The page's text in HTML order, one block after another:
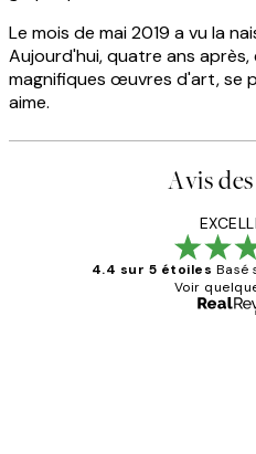
Le mois de mai 2019 a vu la
Aujourd'hui, quatre ans
magnifiques œuvres d'art, se
aime.
Avis
4.4 sur 5 étoiles Basé
Voir